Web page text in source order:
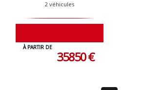
2 véhicules
À PARTIR DE
35850 €